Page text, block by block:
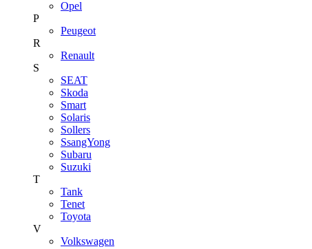
Opel
P
Peugeot
R
Renault
S
SEAT
Skoda
Smart
Solaris
Sollers
SsangYong
Subaru
Suzuki
T
Tank
Tenet
Toyota
V
Volkswagen